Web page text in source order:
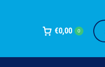
€0,00 0